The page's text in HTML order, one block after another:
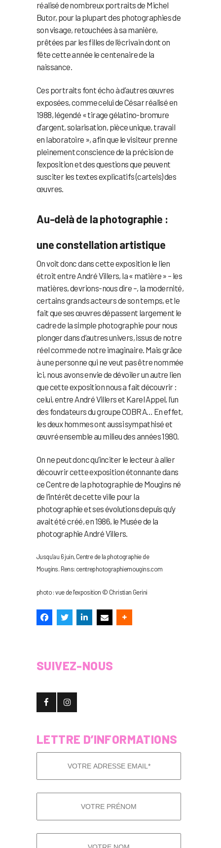
réalisé de nombreux portraits de Michel
Butor, pour la plupart des photographies de
son visage, retouchées à sa manière,
prêtées par les filles de l’écrivain dont on
fête cette année le centenaire de la
naissance.
Ces portraits font écho à d’autres œuvres
exposées, comme celui de César réalisé en
1988, légendé « tirage gélatino-bromure
d’argent, solarisation, pièce unique, travail
en laboratoire », afin que le visiteur prenne
pleinement conscience de la précision de
l’exposition et des questions que peuvent
susciter les textes explicatifs (cartels) des
œuvres.
Au-delà de la photographie :
une constellation artistique
On voit donc dans cette exposition le lien
étroit entre André Villers, la « matière » – les
matières, devrions-nous dire –, la modernité,
certains grands acteurs de son temps, et le
fait que ses œuvres dépassent largement le
cadre de la simple photographie pour nous
plonger dans d’autres univers, issus de notre
réel comme de notre imaginaire. Mais grâce
à une personne qui ne veut pas être nommée
ici, nous avons envie de dévoiler un autre lien
que cette exposition nous a fait découvrir :
celui, entre André Villers et Karel Appel, l’un
des fondateurs du groupe COBRA… En effet,
les deux hommes ont aussi sympathisé et
œuvré ensemble au milieu des années 1980.
On ne peut donc qu’inciter le lecteur à aller
découvrir cette exposition étonnante dans
ce Centre de la photographie de Mougins né
de l’intérêt de cette ville pour la
photographie et ses évolutions depuis qu’y
avait été créé, en 1986, le Musée de la
photographie André Villers.
Jusqu’au 6 juin, Centre de la photographie de
Mougins. Rens: centrephotographiemougins.com
photo : vue de l’exposition © Christian Gerini
SUIVEZ-NOUS
LETTRE D’INFORMATIONS